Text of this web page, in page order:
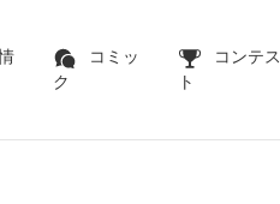
コミッ
ク
コンテス
ト